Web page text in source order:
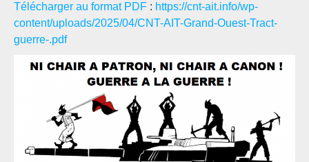
Télécharger au format PDF : https://cnt-ait.info/wp-
content/uploads/2025/04/CNT-AIT-Grand-Ouest-Tract-
guerre-.pdf